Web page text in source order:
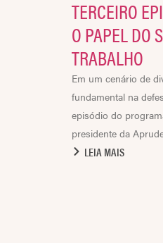
TERCEIRO
O PAPEL DO
TRABALHO
Em um cenário de
fundamental na
episódio do
presidente da
LEIA MAIS